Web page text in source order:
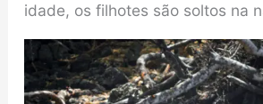
idade, os filhotes são soltos na